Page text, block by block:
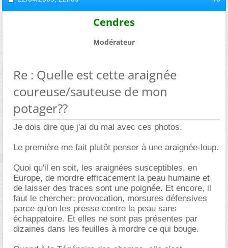
Cendres
Modérateur
Re : Quelle est cette araignée
coureuse/sauteuse de mon
potager??
Je dois dire que j'ai du mal avec ces photos.
Le première me fait plutôt penser à une araignée-loup.
Quoi qu'il en soit, les araignées susceptibles, en
Europe, de mordre efficacement la peau humaine et
de laisser des traces sont une poignée. Et encore, il
faut le chercher: provocation, morsures défensives
parce qu'on les presse contre la peau sans
échappatoire. Et elles ne sont pas présentes par
dizaines dans les feuilles à mordre ce qui bouge.